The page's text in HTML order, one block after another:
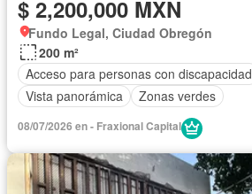
$ 2,200,000 MXN
Fundo Legal, Ciudad Obregón
200 m²
Acceso para personas con discapacidad
Vista panorámica
Zonas verdes
08/07/2026 en - Fraxional Capital